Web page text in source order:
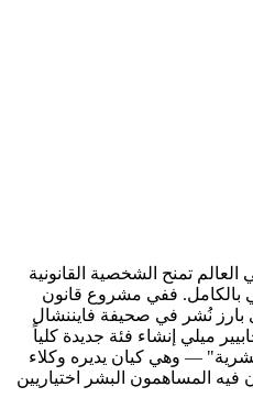
تمنح الشخصية القانونية
بالكامل. ففي مشروع قانون
نُشر في صحيفة فايننشال
خابيير ميلي إنشاء فئة جديدة كلياً
— وهي كيان يديره وكلاء
المساهمون البشر اختياريين